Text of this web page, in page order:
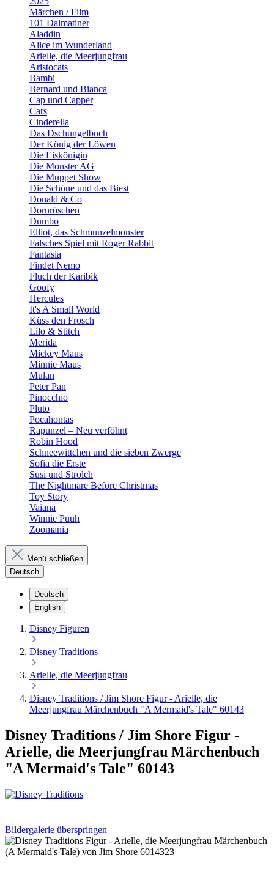
Märchen / Film
101 Dalmatiner
Aladdin
Alice im Wunderland
Arielle, die Meerjungfrau
Aristocats
Bambi
Bernard und Bianca
Cap und Capper
Cars
Cinderella
Das Dschungelbuch
Der König der Löwen
Die Eiskönigin
Die Monster AG
Die Muppet Show
Die Schöne und das Biest
Donald & Co
Dornröschen
Dumbo
Elliot, das Schmunzelmonster
Falsches Spiel mit Roger Rabbit
Fantasia
Findet Nemo
Fluch der Karibik
Goofy
Hercules
It's A Small World
Küss den Frosch
Lilo & Stitch
Merida
Mickey Maus
Minnie Maus
Mulan
Peter Pan
Pinocchio
Pluto
Pocahontas
Rapunzel – Neu verföhnt
Robin Hood
Schneewittchen und die sieben Zwerge
Sofia die Erste
Susi und Strolch
The Nightmare Before Christmas
Toy Story
Vaiana
Winnie Puuh
Zoomania
Menü schließen
Deutsch
Deutsch
English
Disney Figuren
Disney Traditions
Arielle, die Meerjungfrau
Disney Traditions / Jim Shore Figur - Arielle, die
Meerjungfrau Märchenbuch "A Mermaid's Tale" 60143
Disney Traditions / Jim Shore Figur -
Arielle, die Meerjungfrau Märchenbuch
"A Mermaid's Tale" 60143
Bildergalerie überspringen